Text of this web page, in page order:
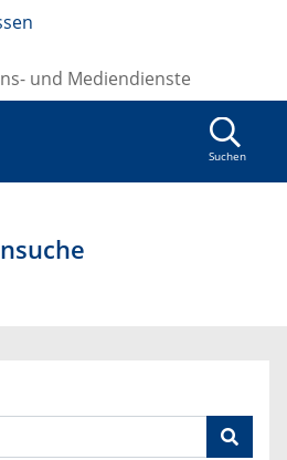
und Mediendienste
Suchen